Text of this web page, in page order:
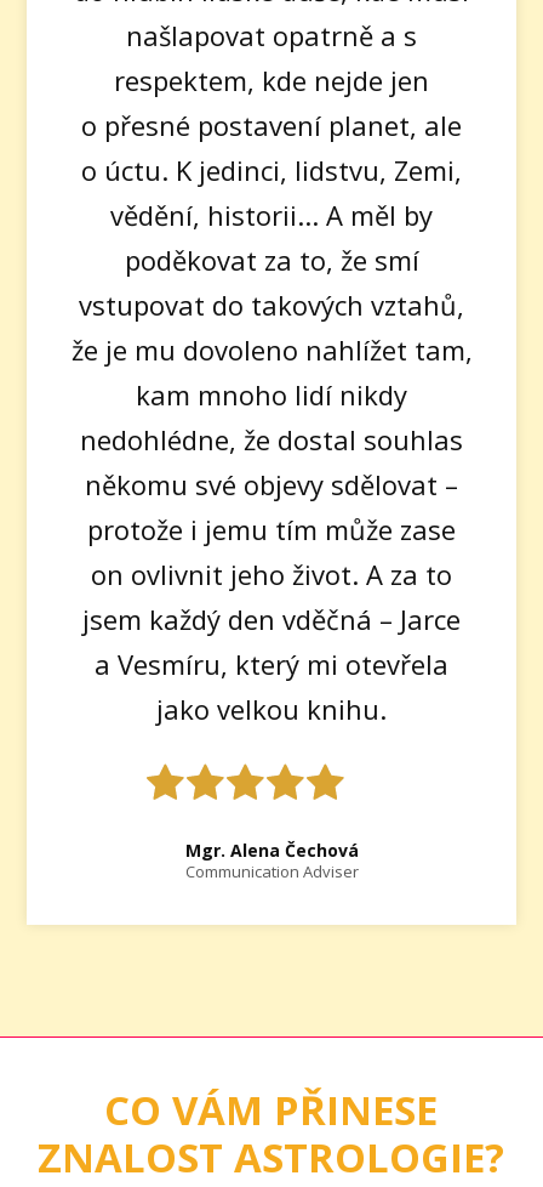
našlapovat opatrně a s
respektem, kde nejde jen
o přesné postavení planet, ale
o úctu. K jedinci, lidstvu, Zemi,
vědění, historii... A měl by
poděkovat za to, že smí
vstupovat do takových vztahů,
že je mu dovoleno nahlížet tam,
kam mnoho lidí nikdy
nedohlédne, že dostal souhlas
někomu své objevy sdělovat –
protože i jemu tím může zase
on ovlivnit jeho život. A za to
jsem každý den vděčná – Jarce
a Vesmíru, který mi otevřela
jako velkou knihu.
Mgr. Alena Čechová
Communication Adviser
CO VÁM PŘINESE
ZNALOST ASTROLOGIE?